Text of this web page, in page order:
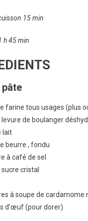
15 min
h 45 min
farine tous usages (plus
levure de boulanger
lait
beurre , fondu
à café de sel
cristal
à soupe de cardamome
d’œuf (pour dorer)